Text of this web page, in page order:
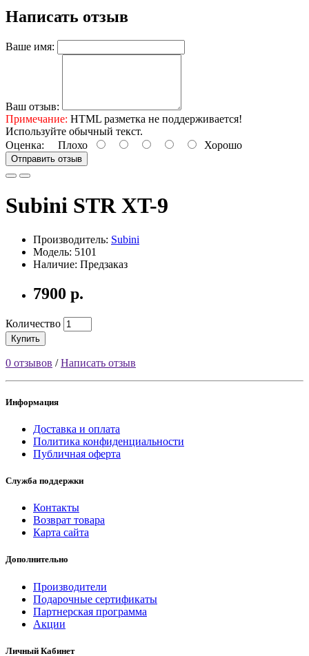
Написать отзыв
Ваше имя:
Ваш отзыв:
Примечание: HTML разметка не поддерживается!
Используйте обычный текст.
Оценка: Плохо Хорошо
Отправить отзыв
Subini STR XT-9
Производитель: Subini
Модель: 5101
Наличие: Предзаказ
7900 р.
Количество
Купить
0 отзывов /Написать отзыв
Информация
Доставка и оплата
Политика конфиденциальности
Публичная оферта
Служба поддержки
Контакты
Возврат товара
Карта сайта
Дополнительно
Производители
Подарочные сертификаты
Партнерская программа
Акции
Личный Кабинет